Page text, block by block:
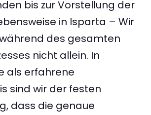
bis zur Vorstellung der
in Isparta – Wir
des gesamten
nicht allein. In
als erfahrene
sind wir der festen
dass die genaue